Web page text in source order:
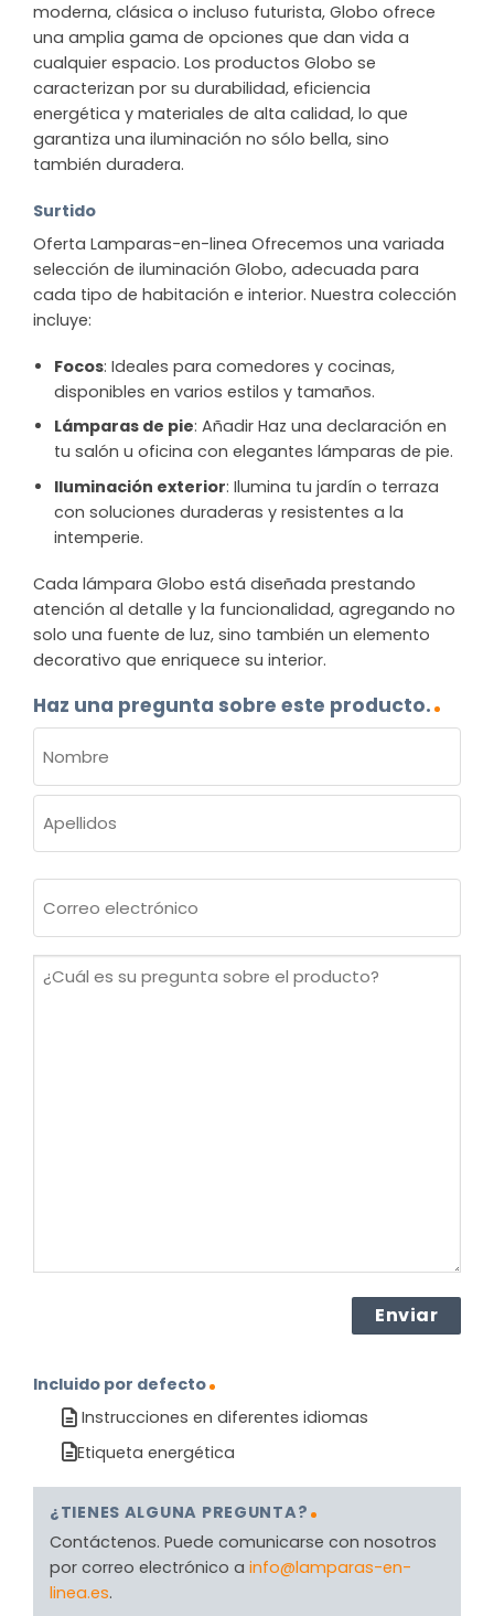
moderna, clásica o incluso futurista, Globo ofrece
una amplia gama de opciones que dan vida a
cualquier espacio. Los productos Globo se
caracterizan por su durabilidad, eficiencia
energética y materiales de alta calidad, lo que
garantiza una iluminación no sólo bella, sino
también duradera.
Surtido
Oferta Lamparas-en-linea Ofrecemos una variada
selección de iluminación Globo, adecuada para
cada tipo de habitación e interior. Nuestra colección
incluye:
Focos: Ideales para comedores y cocinas,
disponibles en varios estilos y tamaños.
Lámparas de pie: Añadir Haz una declaración en
tu salón u oficina con elegantes lámparas de pie.
Iluminación exterior: Ilumina tu jardín o terraza
con soluciones duraderas y resistentes a la
intemperie.
Cada lámpara Globo está diseñada prestando
atención al detalle y la funcionalidad, agregando no
solo una fuente de luz, sino también un elemento
decorativo que enriquece su interior.
Haz una pregunta sobre este producto.
(OBLIGATORIO)
Nombre
electrónico
¿Cuál
Incluido por defecto
Instrucciones en diferentes idiomas
Etiqueta energética
¿TIENES ALGUNA PREGUNTA?
Contáctenos. Puede comunicarse con nosotros
por correo electrónico a info@lamparas-en-
linea.es.